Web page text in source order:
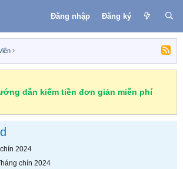
Đăng nhập Đăng ký
dẫn kiếm tiền đơn giản miễn phí
2024
chín 2024